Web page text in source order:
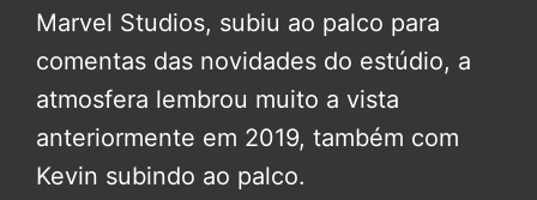
Marvel Studios, subiu ao palco para
comentas das novidades do estúdio, a
atmosfera lembrou muito a vista
anteriormente em 2019, também com
Kevin subindo ao palco.